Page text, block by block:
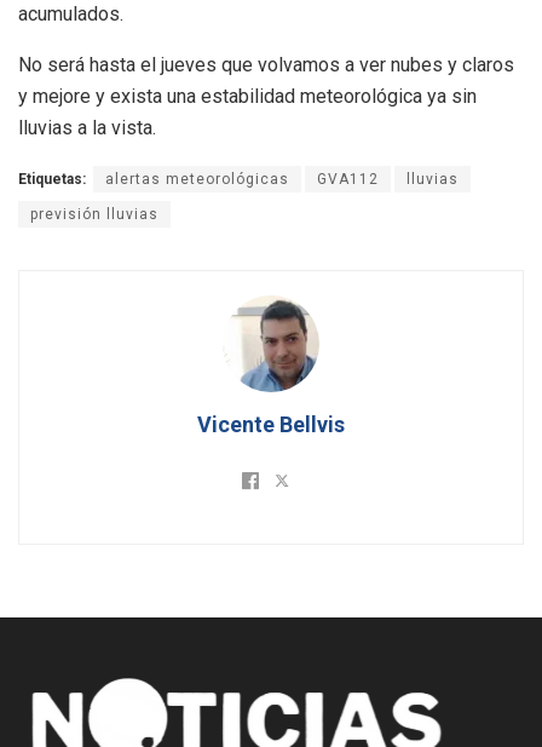
acumulados.
No será hasta el jueves que volvamos a ver nubes y claros
y mejore y exista una estabilidad meteorológica ya sin
lluvias a la vista.
Etiquetas: alertas meteorológicas GVA112 lluvias
previsión lluvias
Vicente Bellvis